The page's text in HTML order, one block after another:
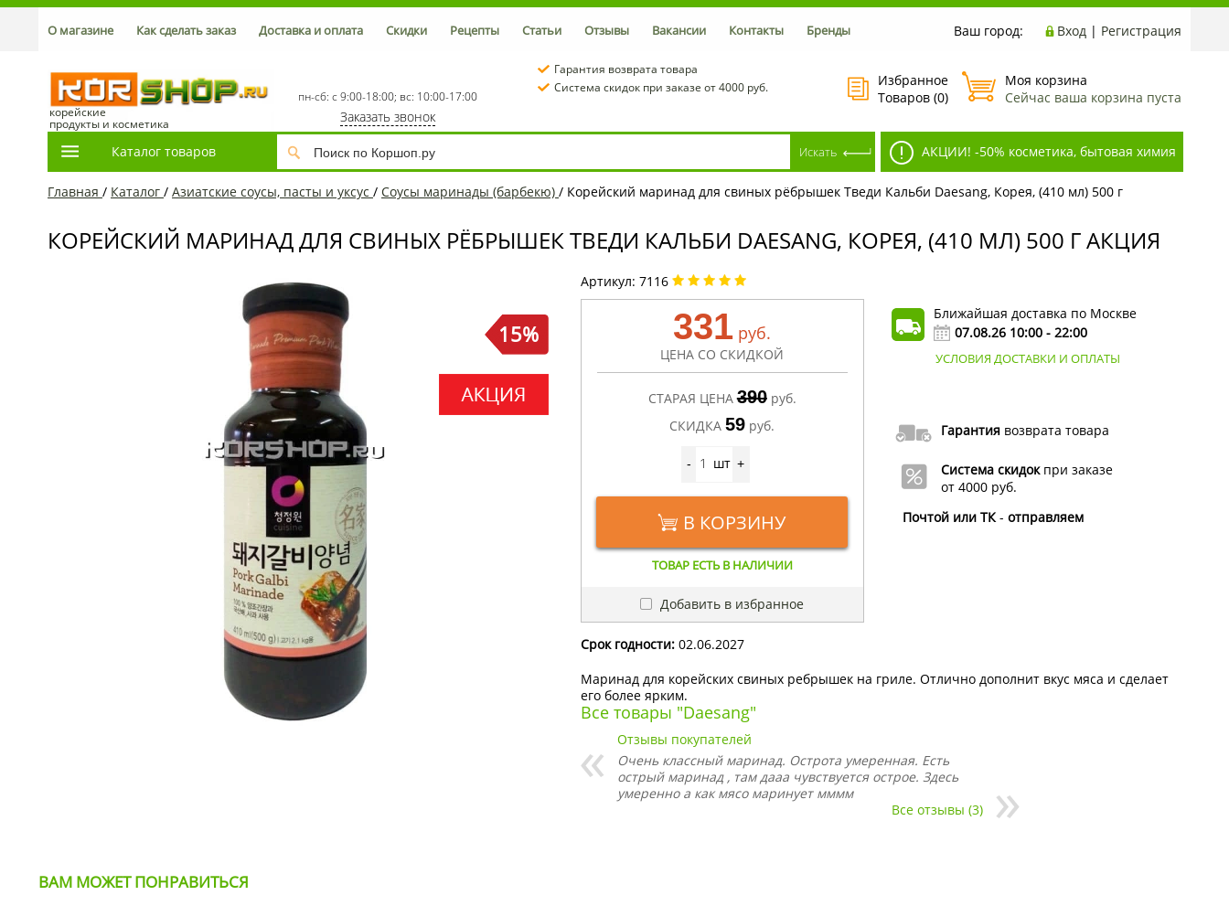
Ваш город: Вход | Регистрация
О магазине Как сделать заказ Доставка и оплата Скидки Рецепты Статьи Отзывы Вакансии Контакты Бренды
корейские
продукты и косметика
пн-сб: с 9:00-18:00; вс: 10:00-17:00
Заказать звонок
Гарантия возврата товара
Система скидок при заказе от 4000 руб.
Избранное
Товаров (0)
Моя корзина
Сейчас ваша корзина пуста
Каталог товаров АКЦИИ! -50% косметика, бытовая химия
Главная / Каталог / Азиатские соусы, пасты и уксус / Соусы маринады (барбекю) / Корейский маринад для свиных рёбрышек Тведи Кальби Daesang, Корея, (410 мл) 500 г
КОРЕЙСКИЙ МАРИНАД ДЛЯ СВИНЫХ РЁБРЫШЕК ТВЕДИ КАЛЬБИ DAESANG, КОРЕЯ, (410 МЛ) 500 Г АКЦИЯ
15%
Артикул: 7116
331 руб.
ЦЕНА СО СКИДКОЙ
СТАРАЯ ЦЕНА 390 руб.
СКИДКА 59 руб.
- шт +
В КОРЗИНУ
ТОВАР ЕСТЬ В НАЛИЧИИ
Добавить в избранное
Ближайшая доставка по Москве
07.08.26 10:00 - 22:00
УСЛОВИЯ ДОСТАВКИ И ОПЛАТЫ
Гарантиявозврата товара
Система скидокпри заказе
от 4000 руб.
Почтой или ТК- отправляем
Срок годности:02.06.2027
Маринад для корейских свиных ребрышек на гриле. Отлично дополнит вкус мяса и сделает
его более ярким.
Все товары "Daesang"
Отзывы покупателей
Очень классный маринад. Острота умеренная. Есть
острый маринад , там дааа чувствуется острое. Здесь
умеренно а как мясо маринует мммм
Все отзывы (3)
ВАМ МОЖЕТ ПОНРАВИТЬСЯ